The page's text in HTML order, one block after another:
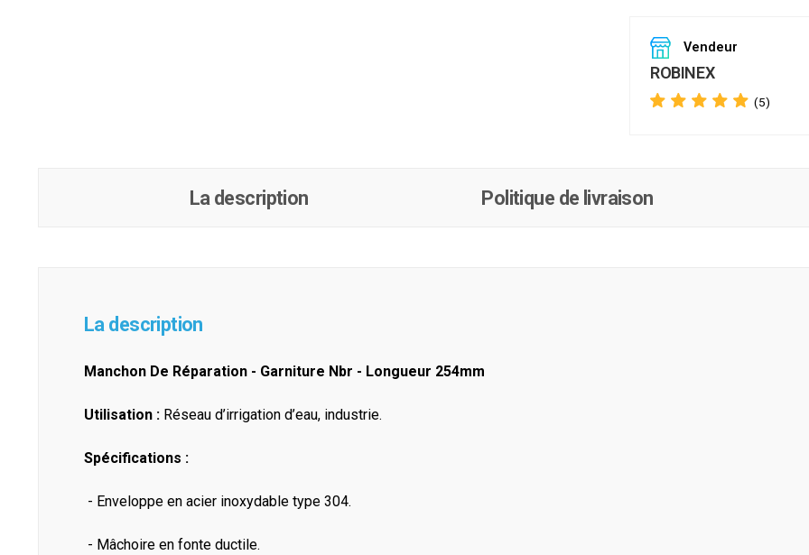
Vendeur
ROBINEX
(5)
La description Politique de livraison
La description
Manchon De Réparation - Garniture Nbr - Longueur 254mm
Utilisation : Réseau d’irrigation d’eau, industrie.
Spécifications :
- Enveloppe en acier inoxydable type 304.
- Mâchoire en fonte ductile.